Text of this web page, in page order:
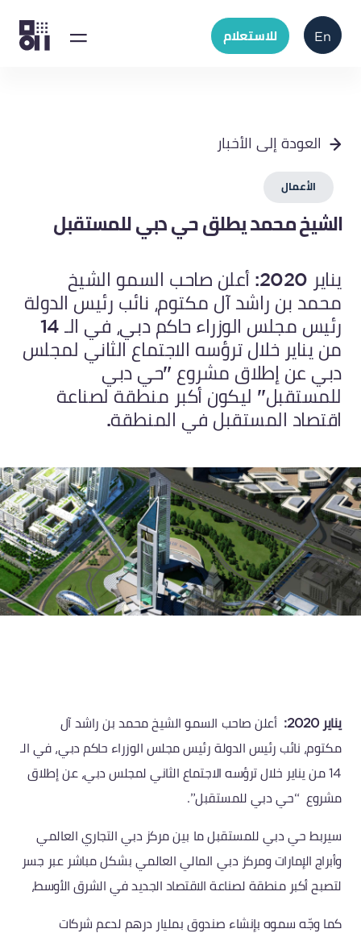
للاستعلام En
العودة إلى الأخبار
الأعمال
الشيخ محمد يطلق حي دبي للمستقبل
يناير 2020: أعلن صاحب السمو الشيخ
محمد بن راشد آل مكتوم، نائب رئيس الدولة
رئيس مجلس الوزراء حاكم دبي، في الـ 14
من يناير خلال ترؤسه الاجتماع الثاني لمجلس
دبي عن إطلاق مشروع "حي دبي
للمستقبل" ليكون أكبر منطقة لصناعة
اقتصاد المستقبل في المنطقة.
يناير 2020:
أعلن صاحب السمو الشيخ محمد بن راشد آل
مكتوم، نائب رئيس الدولة رئيس مجلس الوزراء حاكم دبي، في الـ
14 من يناير خلال ترؤسه الاجتماع الثاني لمجلس دبي، عن إطلاق
مشروع “حي دبي للمستقبل”.
سيربط حي دبي للمستقبل ما بين مركز دبي التجاري العالمي
وأبراج الإمارات ومركز دبي المالي العالمي بشكل مباشر عبر جسر
لتصبح أكبر منطقة لصناعة الاقتصاد الجديد في الشرق الأوسط،
كما وجّه سموه بإنشاء صندوق بمليار درهم لدعم شركات